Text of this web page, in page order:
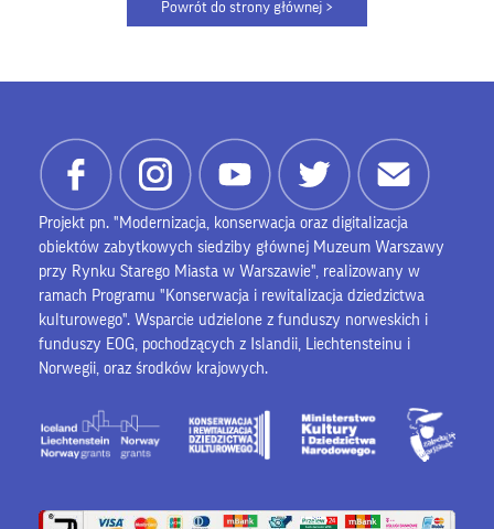
Projekt pn. "Modernizacja, konserwacja oraz digitalizacja
obiektów zabytkowych siedziby głównej Muzeum Warszawy
przy Rynku Starego Miasta w Warszawie", realizowany w
ramach Programu "Konserwacja i rewitalizacja dziedzictwa
kulturowego". Wsparcie udzielone z funduszy norweskich i
funduszy EOG, pochodzących z Islandii, Liechtensteinu i
Norwegii, oraz środków krajowych.